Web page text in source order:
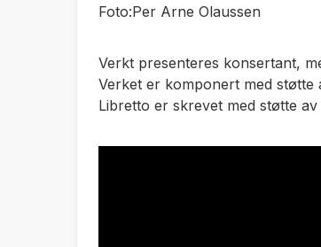
Foto:Per Arne Olaussen
Verkt presenteres konsertant,
Verket er komponert med støtte
Libretto er skrevet med støtte